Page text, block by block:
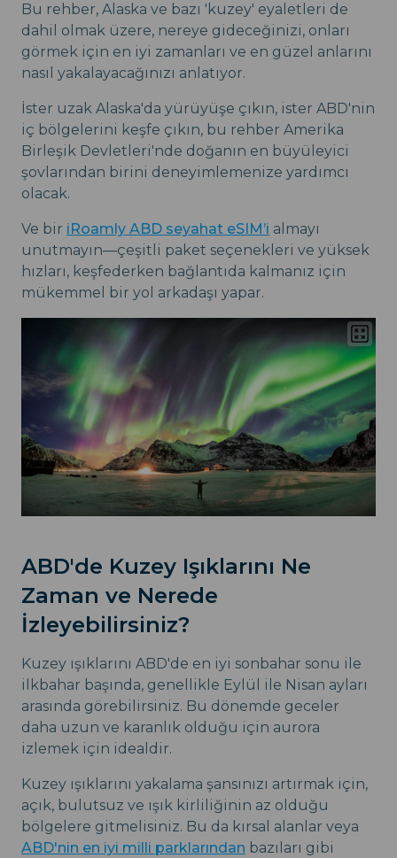
Bu rehber, Alaska ve bazı 'kuzey' eyaletleri de
dahil olmak üzere, nereye gideceğinizi, onları
görmek için en iyi zamanları ve en güzel anlarını
nasıl yakalayacağınızı anlatıyor.
İster uzak Alaska'da yürüyüşe çıkın, ister ABD'nin
iç bölgelerini keşfe çıkın, bu rehber Amerika
Birleşik Devletleri'nde doğanın en büyüleyici
şovlarından birini deneyimlemenize yardımcı
olacak.
Ve bir iRoamly ABD seyahat eSIM’i almayı
unutmayın—çeşitli paket seçenekleri ve yüksek
hızları, keşfederken bağlantıda kalmanız için
mükemmel bir yol arkadaşı yapar.
ABD'de Kuzey Işıklarını Ne
Zaman ve Nerede
İzleyebilirsiniz?
Kuzey ışıklarını ABD'de en iyi sonbahar sonu ile
ilkbahar başında, genellikle Eylül ile Nisan ayları
arasında görebilirsiniz. Bu dönemde geceler
daha uzun ve karanlık olduğu için aurora
izlemek için idealdir.
Kuzey ışıklarını yakalama şansınızı artırmak için,
açık, bulutsuz ve ışık kirliliğinin az olduğu
bölgelere gitmelisiniz. Bu da kırsal alanlar veya
ABD'nin en iyi milli parklarından bazıları gibi